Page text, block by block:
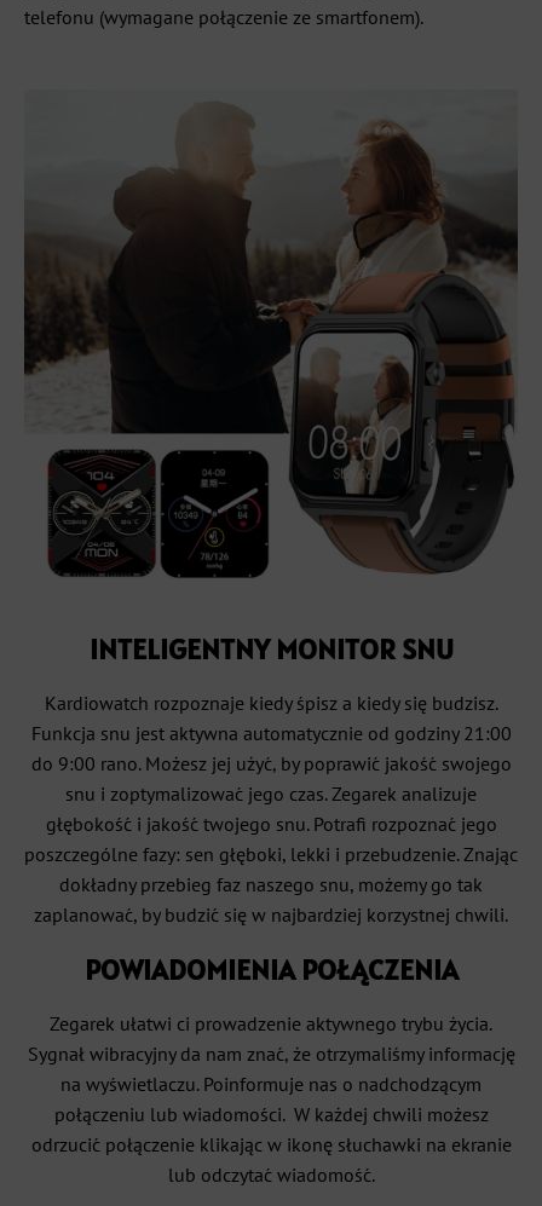
telefonu (wymagane połączenie ze smartfonem).
INTELIGENTNY MONITOR SNU
Kardiowatch rozpoznaje kiedy śpisz a kiedy się budzisz.
Funkcja snu jest aktywna automatycznie od godziny 21:00
do 9:00 rano. Możesz jej użyć, by poprawić jakość swojego
snu i zoptymalizować jego czas. Zegarek analizuje
głębokość i jakość twojego snu. Potrafi rozpoznać jego
poszczególne fazy: sen głęboki, lekki i przebudzenie. Znając
dokładny przebieg faz naszego snu, możemy go tak
zaplanować, by budzić się w najbardziej korzystnej chwili.
POWIADOMIENIA POŁĄCZENIA
Zegarek ułatwi ci prowadzenie aktywnego trybu życia.
Sygnał wibracyjny da nam znać, że otrzymaliśmy informację
na wyświetlaczu. Poinformuje nas o nadchodzącym
połączeniu lub wiadomości. W każdej chwili możesz
odrzucić połączenie klikając w ikonę słuchawki na ekranie
lub odczytać wiadomość.